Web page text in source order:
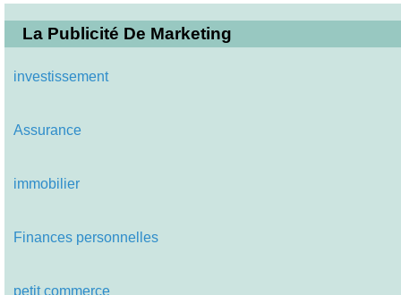
La Publicité De Marketing
investissement
Assurance
immobilier
Finances personnelles
petit commerce